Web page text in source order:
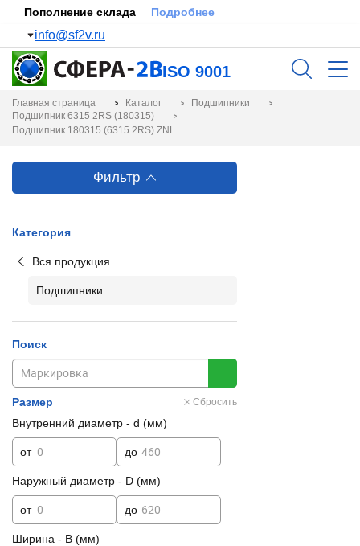
Пополнение склада Подробнее
info@sf2v.ru
ISO 9001
Главная страница Каталог
Подшипники
Подшипник 6315 2RS (180315)
Подшипник 180315 (6315 2RS) ZNL
Фильтр
Категория
Вся продукция
Подшипники
Поиск
Размер Сбросить
Внутренний диаметр - d (мм)
от до
Наружный диаметр - D (мм)
от до
Ширина - B (мм)